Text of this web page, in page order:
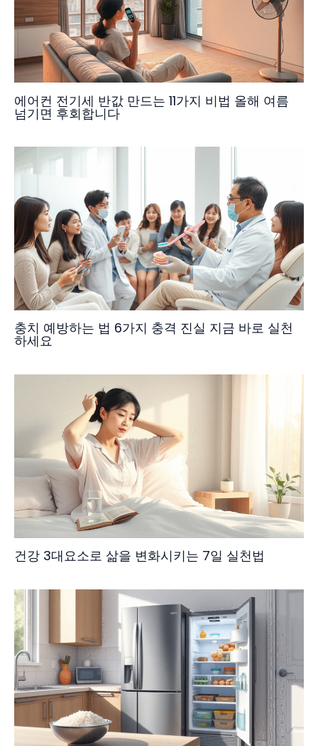
에어컨 전기세 반값 만드는 11가지 비법 올해 여름
넘기면 후회합니다
충치 예방하는 법 6가지 충격 진실 지금 바로 실천
하세요
건강 3대요소로 삶을 변화시키는 7일 실천법